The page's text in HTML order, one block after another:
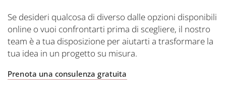
Se desideri qualcosa di diverso dalle opzioni disponibili
online o vuoi confrontarti prima di scegliere, il nostro
team è a tua disposizione per aiutarti a trasformare la
tua idea in un progetto su misura.
Prenota una consulenza gratuita